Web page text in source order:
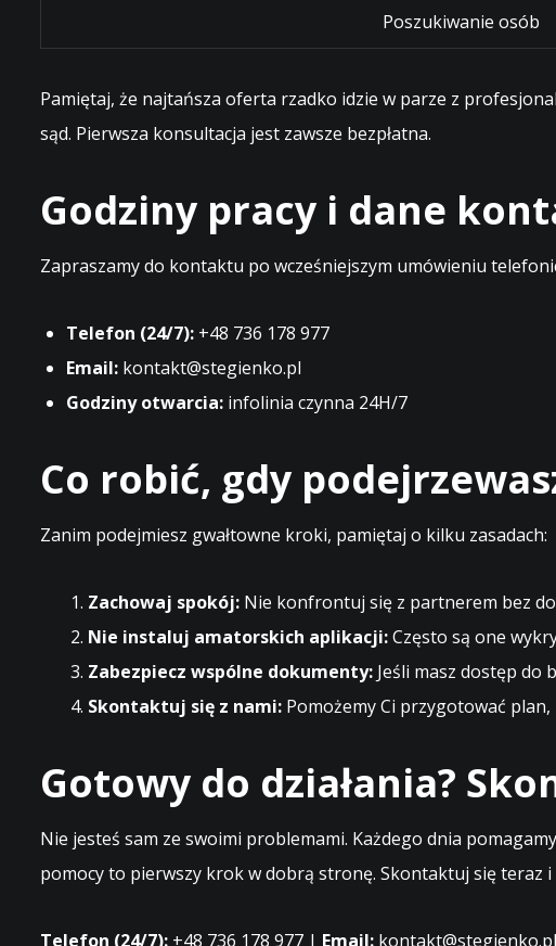
Poszukiwanie osób
Pamiętaj, że najtańsza oferta rzadko idzie w parze z
sąd. Pierwsza konsultacja jest zawsze bezpłatna.
Godziny pracy i dane
Zapraszamy do kontaktu po wcześniejszym umówieniu
Telefon (24/7): +48 736 178 977
Email: kontakt@stegienko.pl
Godziny otwarcia: infolinia czynna 24H/7
Co robić, gdy
Zanim podejmiesz gwałtowne kroki, pamiętaj o kilku zasadach:
Zachowaj spokój: Nie konfrontuj się z partnerem bez
Nie instaluj amatorskich aplikacji:Często są one
Zabezpiecz wspólne dokumenty: Jeśli masz dostęp do
Skontaktuj się z nami: Pomożemy Ci przygotować
Gotowy do działania?
Nie jesteś sam ze swoimi problemami. Każdego dnia
pomocy to pierwszy krok w dobrą stronę. Skontaktuj się teraz
Telefon (24/7): +48 736 178 977 | Email: kontakt@stegienko.pl